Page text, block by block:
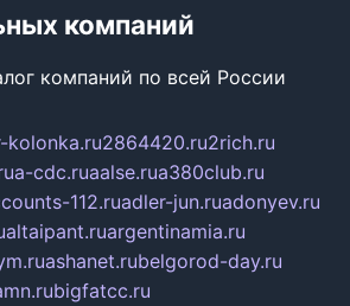
компаний
компаний по всей России
kolonka.ru2864420.ru2rich.ru
a-cdc.ruaalse.rua380club.ru
112.ruadler-jun.ruadonyev.ru
altaipant.ruargentinamia.ru
ashanet.rubelgorod-day.ru
bigfatcc.ru